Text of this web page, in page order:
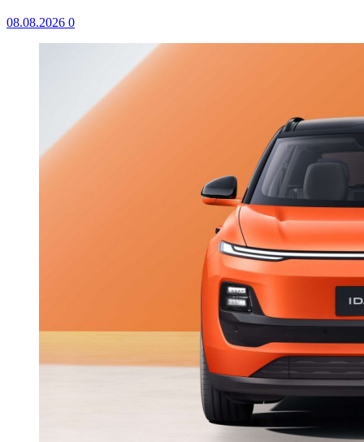
08.08.2026 0